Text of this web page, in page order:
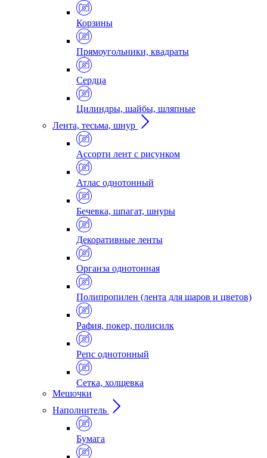
Корзины
Прямоугольники, квадраты
Сердца
Цилиндры, шайбы, шляпные
Лента, тесьма, шнур
Ассорти лент с рисунком
Атлас однотонный
Бечевка, шпагат, шнуры
Декоративные ленты
Органза однотонная
Полипропилен (лента для шаров и цветов)
Рафия, покер, полисилк
Репс однотонный
Сетка, холщевка
Мешочки
Наполнитель
Бумага